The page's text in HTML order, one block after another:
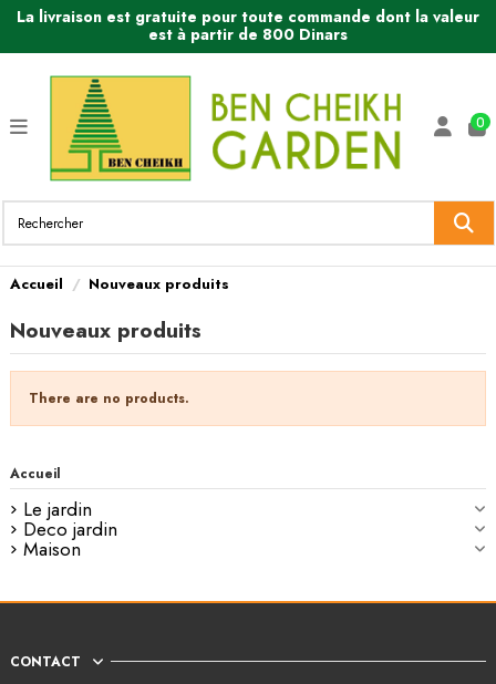
La livraison est gratuite pour toute commande dont la valeur
est à partir de 800 Dinars
0
Accueil Nouveaux produits
Nouveaux produits
There are no products.
Accueil
Le jardin
Deco jardin
Maison
CONTACT